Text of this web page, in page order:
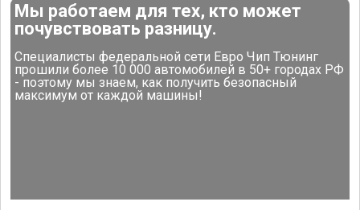
Мы работаем для тех, кто может
почувствовать разницу.
Специалисты федеральной сети Евро Чип Тюнинг
прошили более 10 000 автомобилей в 50+ городах РФ
- поэтому мы знаем, как получить безопасный
максимум от каждой машины!